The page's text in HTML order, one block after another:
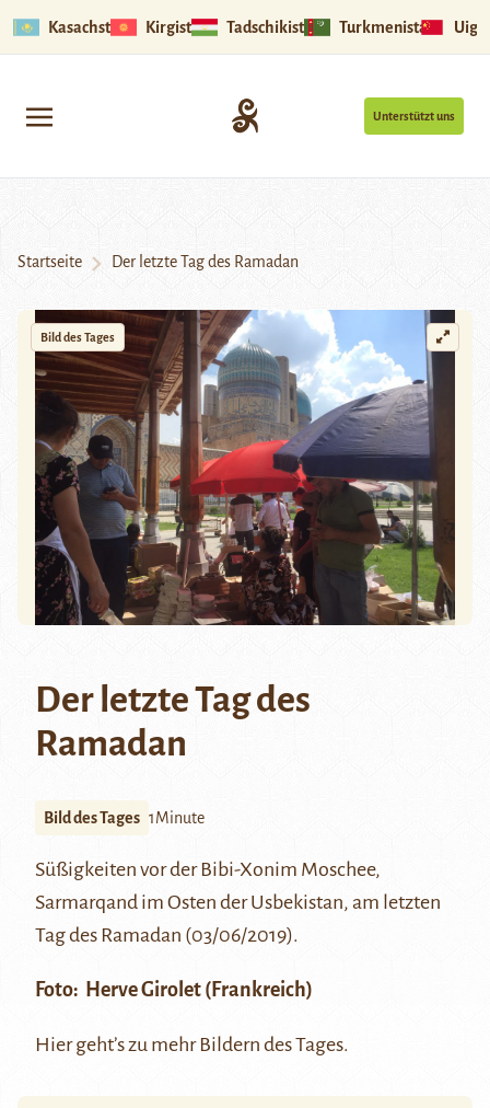
Kasachstan Kirgistan Tadschikistan Turkmenistan
Unterstützt uns
Startseite Der letzte Tag des Ramadan
Bild des Tages
Der letzte Tag des
Ramadan
Bild des Tages 1Minute
Süßigkeiten vor der Bibi-Xonim Moschee,
Sarmarqand im Osten der Usbekistan, am letzten
Tag des Ramadan (03/06/2019).
Foto: Herve Girolet (Frankreich)
Hiergeht’s zu mehr Bildern des Tages.